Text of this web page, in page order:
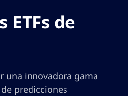
de
una innovadora gama
predicciones